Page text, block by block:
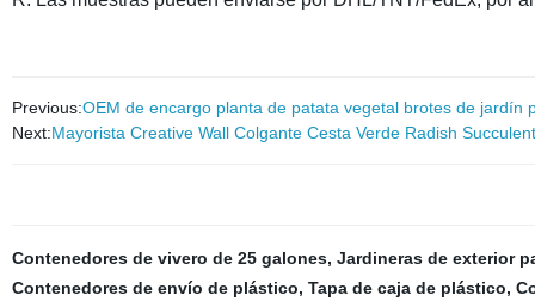
Previous:OEM de encargo planta de patata vegetal brotes de jardín
Next:Mayorista Creative Wall Colgante Cesta Verde Radish
Contenedores de vivero de 25 galones, Jardineras de exterior
Contenedores de envío de plástico, Tapa de caja de plástico,